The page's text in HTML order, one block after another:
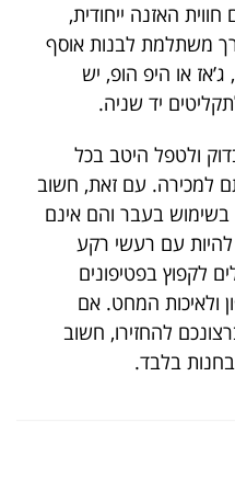
האזנה ייחודית,
משתלמת לבנות אוסף
או היפ הופ, יש
יד שניה.
ולטפל היטב בכל
למכירה. עם זאת, חשוב
בשימוש בעבר והם אינם
עם רעשי רקע
לקפוץ בפטיפונים
ולאיכות המחט. אם
להחזירו, חשוב
בלבד.